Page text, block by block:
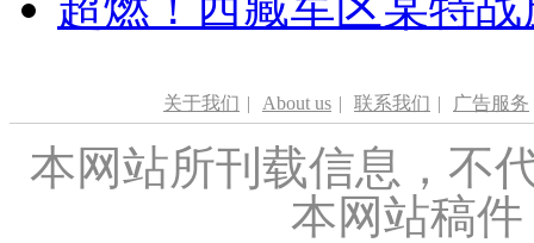
关于我们 | About us | 联系我们 | 广告服务
本网站所刊载信息，不
本网站稿